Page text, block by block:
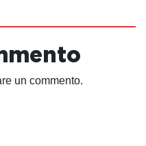
un commento.